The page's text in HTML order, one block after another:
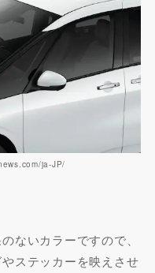
ja-JP/
ないカラーですので、
ステッカーを映えさせ